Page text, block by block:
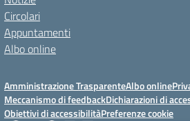
Circolari
Appuntamenti
Albo online
Amministrazione TrasparenteAlbo online
Meccanismo di feedbackDichiarazioni di
Obiettivi di accessibilitàPreferenze cookie